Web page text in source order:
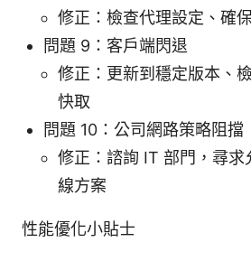
修正：檢查代理設定、確
問題 9：客戶端閃退
修正：更新到穩定版本、
快取
問題 10：公司網路策略阻擋
修正：諮詢 IT 部門，尋求
線方案
性能優化小貼士